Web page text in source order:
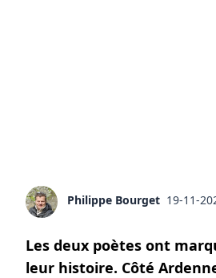
Philippe Bourget 19-11-
Les deux poètes ont
leur histoire. Côté